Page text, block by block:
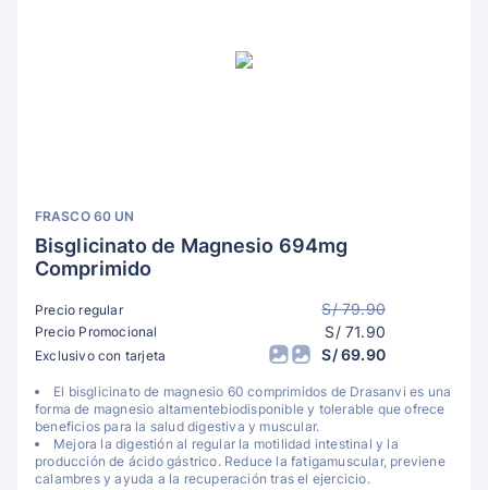
FRASCO 60 UN
Bisglicinato de Magnesio 694mg
Comprimido
Precio regular S/ 79.90
Precio Promocional S/ 71.90
Exclusivo con tarjeta S/ 69.90
El bisglicinato de magnesio 60 comprimidos de Drasanvi es una
forma de magnesio altamentebiodisponible y tolerable que ofrece
beneficios para la salud digestiva y muscular.
Mejora la digestión al regular la motilidad intestinal y la
producción de ácido gástrico. Reduce la fatigamuscular, previene
calambres y ayuda a la recuperación tras el ejercicio.